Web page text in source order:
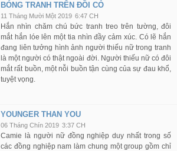
BÓNG TRANH TRÊN ĐỒI CỎ
11 Tháng Mười Một 2019 6:47 CH
Hắn nhìn chăm chú bức tranh treo trên tường, đôi
mắt hắn lóe lên một tia nhìn đầy cảm xúc. Có lẽ hắn
đang liên tưởng hình ảnh người thiếu nữ trong tranh
là một người có thật ngoài đời. Người thiếu nữ có đôi
mắt rất buồn, một nỗi buồn tận cùng của sự đau khổ,
tuyệt vọng.
YOUNGER THAN YOU
06 Tháng Chín 2019 3:37 CH
Camie là người nữ đồng nghiệp duy nhất trong số
các đồng nghiệp nam làm chung một group gồm chỉ